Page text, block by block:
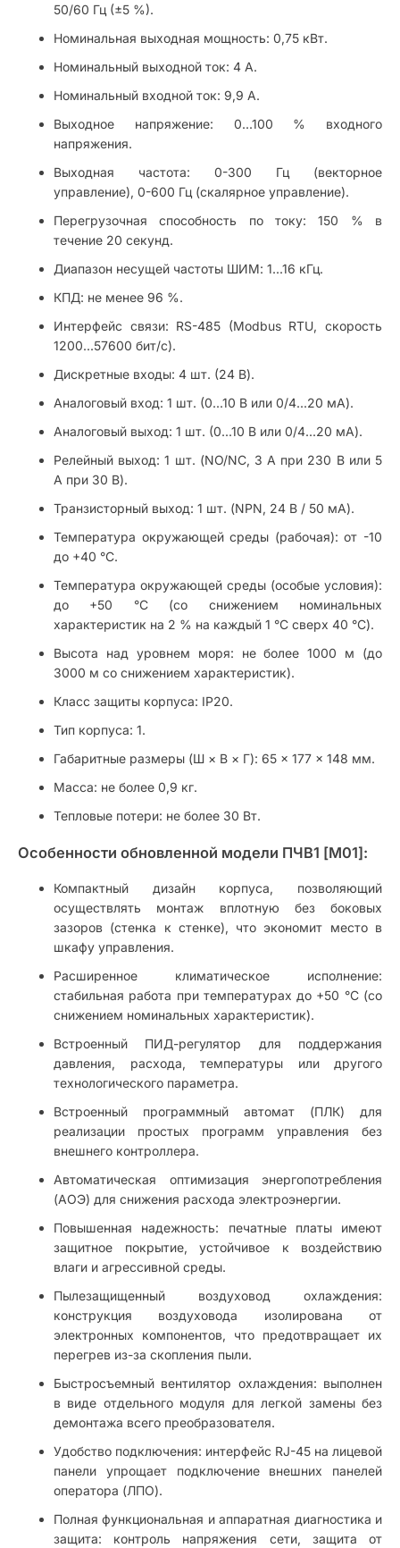
50/60 Гц (±5 %).
Номинальная выходная мощность: 0,75 кВт.
Номинальный выходной ток: 4 А.
Номинальный входной ток: 9,9 А.
Выходное напряжение: 0...100 % входного
напряжения.
Выходная частота: 0-300 Гц (векторное
управление), 0-600 Гц (скалярное управление).
Перегрузочная способность по току: 150 % в
течение 20 секунд.
Диапазон несущей частоты ШИМ: 1...16 кГц.
КПД: не менее 96 %.
Интерфейс связи: RS-485 (Modbus RTU, скорость
1200...57600 бит/с).
Дискретные входы: 4 шт. (24 В).
Аналоговый вход: 1 шт. (0...10 В или 0/4...20 мА).
Аналоговый выход: 1 шт. (0...10 В или 0/4...20 мА).
Релейный выход: 1 шт. (NO/NC, 3 А при 230 В или 5
А при 30 В).
Транзисторный выход: 1 шт. (NPN, 24 В / 50 мА).
Температура окружающей среды (рабочая): от -10
до +40 °С.
Температура окружающей среды (особые условия):
до +50 °С (со снижением номинальных
характеристик на 2 % на каждый 1 °С сверх 40 °С).
Высота над уровнем моря: не более 1000 м (до
3000 м со снижением характеристик).
Класс защиты корпуса: IP20.
Тип корпуса: 1.
Габаритные размеры (Ш × В × Г): 65 × 177 × 148 мм.
Масса: не более 0,9 кг.
Тепловые потери: не более 30 Вт.
Особенности обновленной модели ПЧВ1 [M01]:
Компактный дизайн корпуса, позволяющий
осуществлять монтаж вплотную без боковых
зазоров (стенка к стенке), что экономит место в
шкафу управления.
Расширенное климатическое исполнение:
стабильная работа при температурах до +50 °C (со
снижением номинальных характеристик).
Встроенный ПИД-регулятор для поддержания
давления, расхода, температуры или другого
технологического параметра.
Встроенный программный автомат (ПЛК) для
реализации простых программ управления без
внешнего контроллера.
Автоматическая оптимизация энергопотребления
(АОЭ) для снижения расхода электроэнергии.
Повышенная надежность: печатные платы имеют
защитное покрытие, устойчивое к воздействию
влаги и агрессивной среды.
Пылезащищенный воздуховод охлаждения:
конструкция воздуховода изолирована от
электронных компонентов, что предотвращает их
перегрев из-за скопления пыли.
Быстросъемный вентилятор охлаждения: выполнен
в виде отдельного модуля для легкой замены без
демонтажа всего преобразователя.
Удобство подключения: интерфейс RJ-45 на лицевой
панели упрощает подключение внешних панелей
оператора (ЛПО).
Полная функциональная и аппаратная диагностика и
защита: контроль напряжения сети, защита от